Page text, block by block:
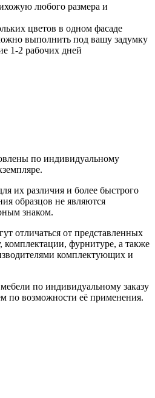
любого размера и
цветов в одном фасаде
выполнить под вашу задумку
1-2 рабочих дней
по индивидуальному
их различия и более быстрого
образцов не являются
знаком.
отличаться от представленных
комплектации, фурнитуре, а также
комплектующих и
по индивидуальному заказу
по возможности её применения.